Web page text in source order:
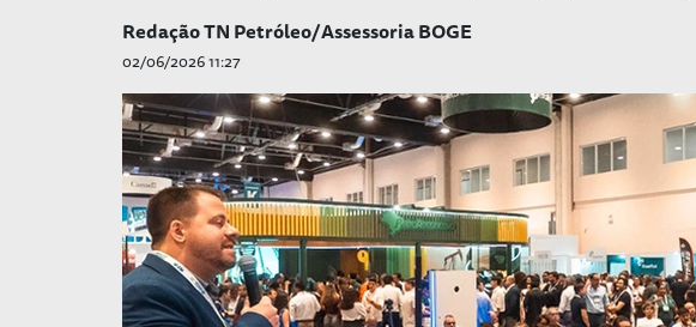
Redação TN Petróleo/Assessoria BOGE
02/06/2026 11:27